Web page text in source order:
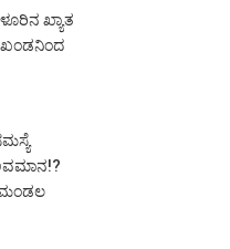
ಖ್ಯಾತ
ಮಂಡಲ